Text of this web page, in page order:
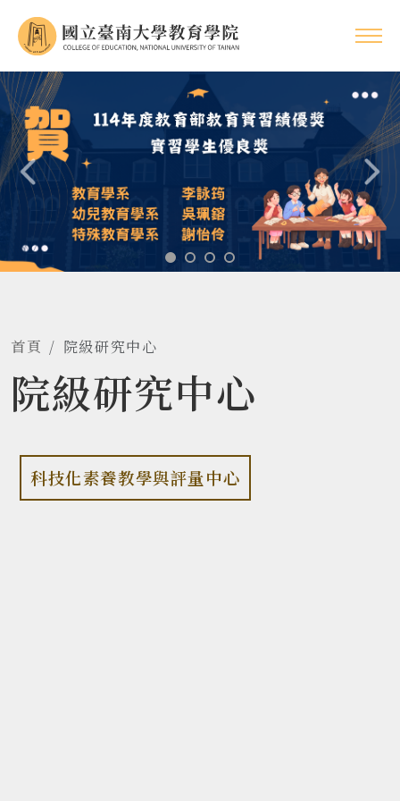
首頁 院級研究中心
院級研究中心
科技化素養教學與評量中心